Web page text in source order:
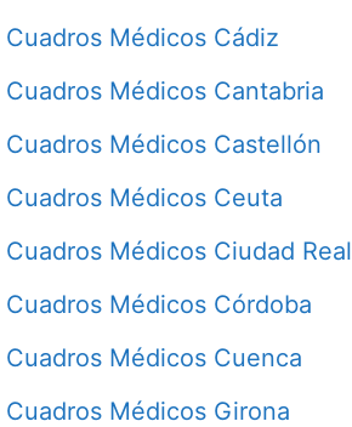
Cuadros Médicos Cádiz
Cuadros Médicos Cantabria
Cuadros Médicos Castellón
Cuadros Médicos Ceuta
Cuadros Médicos Ciudad Real
Cuadros Médicos Córdoba
Cuadros Médicos Cuenca
Cuadros Médicos Girona